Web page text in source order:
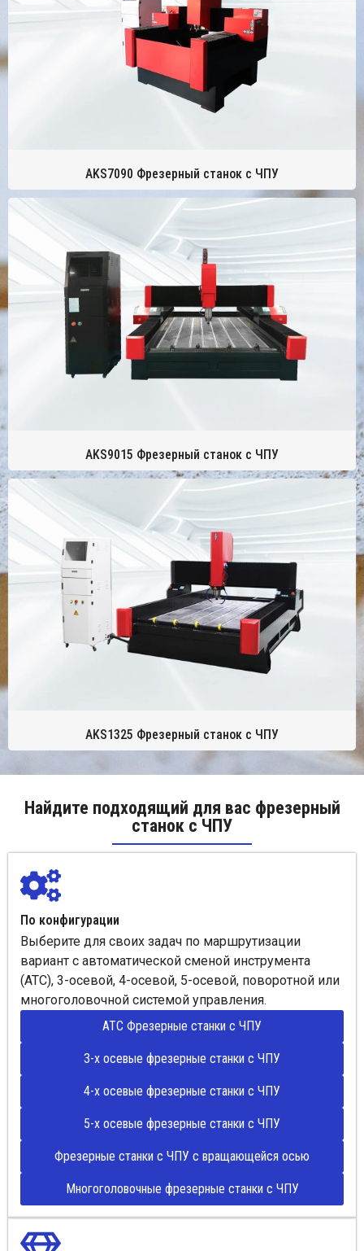
AKS7090 Фрезерный станок с ЧПУ
AKS9015 Фрезерный станок с ЧПУ
AKS1325 Фрезерный станок с ЧПУ
Найдите подходящий для вас фрезерный
станок с ЧПУ
По конфигурации
Выберите для своих задач по маршрутизации
вариант с автоматической сменой инструмента
(ATC), 3-осевой, 4-осевой, 5-осевой, поворотной или
многоголовочной системой управления.
ATC Фрезерные станки с ЧПУ
3-х осевые фрезерные станки с ЧПУ
4-х осевые фрезерные станки с ЧПУ
5-х осевые фрезерные станки с ЧПУ
Фрезерные станки с ЧПУ с вращающейся осью
Многоголовочные фрезерные станки с ЧПУ